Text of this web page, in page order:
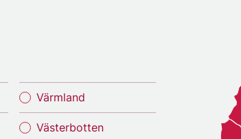
Värmland
Västerbotten